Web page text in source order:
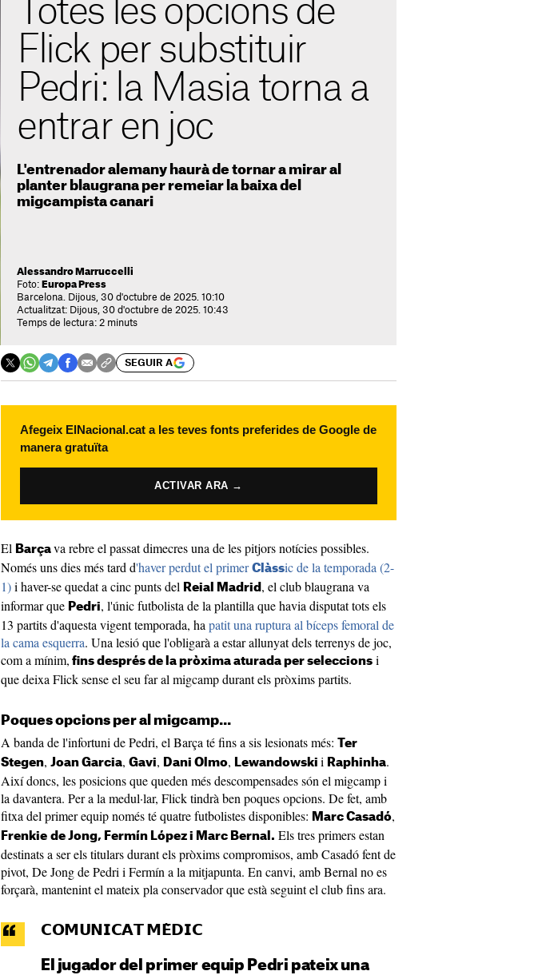
Totes les opcions de
Flick per substituir
Pedri: la Masia torna a
entrar en joc
L'entrenador alemany haurà de tornar a mirar al
planter blaugrana per remeiar la baixa del
migcampista canari
Alessandro Marruccelli
Foto: Europa Press
Barcelona. Dijous, 30 d'octubre de 2025. 10:10
Actualitzat: Dijous, 30 d'octubre de 2025. 10:43
Temps de lectura: 2 minuts
SEGUIR A
Afegeix ElNacional.cat a les teves fonts preferides de Google de
manera gratuïta
ACTIVAR ARA →
El Barça va rebre el passat dimecres una de les pitjors notícies possibles.
Només uns dies més tard d'haver perdut el primer Clàssic de la temporada (2-
1)i haver-se quedat a cinc punts del Reial Madrid , el club blaugrana va
informar que Pedri, l'únic futbolista de la plantilla que havia disputat tots els
13 partits d'aquesta vigent temporada, ha patit una ruptura al bíceps femoral de
la cama esquerra. Una lesió que l'obligarà a estar allunyat dels terrenys de joc,
com a mínim, fins després de la pròxima aturada per seleccions i
que deixa Flick sense el seu far al migcamp durant els pròxims partits.
Poques opcions per al migcamp...
A banda de l'infortuni de Pedri, el Barça té fins a sis lesionats més:
Ter
Stegen, Joan Garcia, Gavi, Dani Olmo, Lewandowski i Raphinha.
Així doncs, les posicions que queden més descompensades són el migcamp i
la davantera. Per a la medul·lar, Flick tindrà ben poques opcions. De fet, amb
fitxa del primer equip només té quatre futbolistes disponibles: Marc Casadó,
Frenkie de Jong, Fermín López i Marc Bernal. Els tres primers estan
destinats a ser els titulars durant els pròxims compromisos, amb Casadó fent de
pivot, De Jong de Pedri i Fermín a la mitjapunta. En canvi, amb Bernal no es
forçarà, mantenint el mateix pla conservador que està seguint el club fins ara.
𝗖𝗢𝗠𝗨𝗡𝗜𝗖𝗔𝗧 𝗠𝗘̀𝗗𝗜𝗖
El jugador del primer equip Pedri pateix una